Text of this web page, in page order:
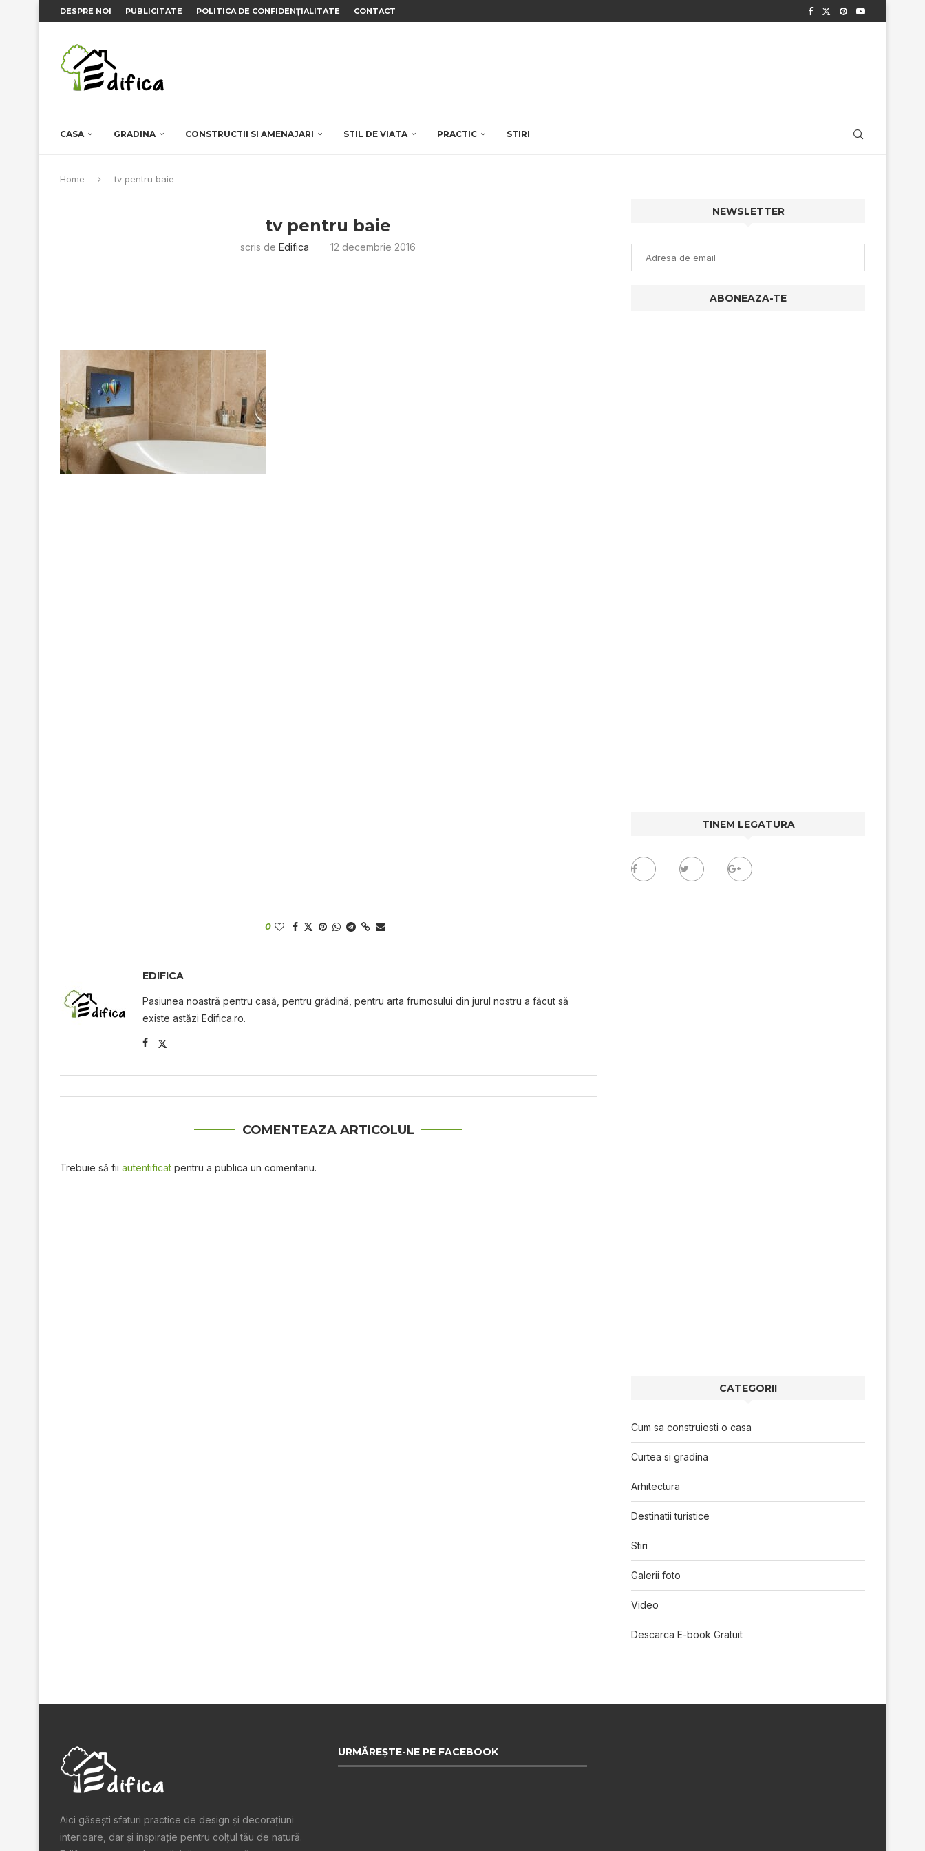
DESPRE NOI PUBLICITATE POLITICA DE CONFIDENȚIALITATE CONTACT
CASA GRADINA CONSTRUCTII SI AMENAJARI STIL DE VIATA PRACTIC STIRI
Home tv pentru baie
tv pentru baie
scris deEdifica 12 decembrie 2016
0
EDIFICA
Pasiunea noastră pentru casă, pentru grădină, pentru arta frumosului din jurul nostru a făcut să
existe astăzi Edifica.ro.
COMENTEAZA ARTICOLUL
Trebuie să fii autentificat pentru a publica un comentariu.
NEWSLETTER
TINEM LEGATURA
CATEGORII
Cum sa construiesti o casa
Curtea si gradina
Arhitectura
Destinatii turistice
Stiri
Galerii foto
Video
Descarca E-book Gratuit
Aici găsești sfaturi practice de design şi decoraţiuni
interioare, dar și inspiraţie pentru colţul tău de natură.
URMĂREȘTE-NE PE FACEBOOK